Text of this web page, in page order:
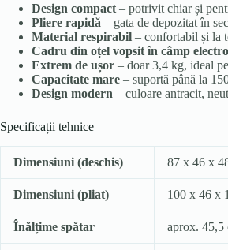
Design compact – potrivit chiar și
Pliere rapidă – gata de depozitat în
Material respirabil – confortabil și la
Cadru din oțel vopsit în câmp
Extrem de ușor – doar 3,4 kg, ideal
Capacitate mare – suportă până la
Design modern – culoare antracit,
Specificații tehnice
Dimensiuni (deschis) 87 x 46 x
Dimensiuni (pliat) 100 x 46 x
Înălțime spătar aprox. 45,5